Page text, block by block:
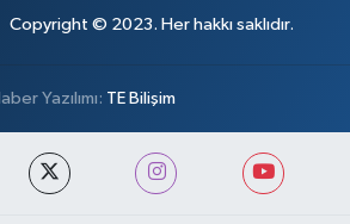
Copyright © 2023. Her hakkı saklıdır.
Yazılımı: TE Bilişim